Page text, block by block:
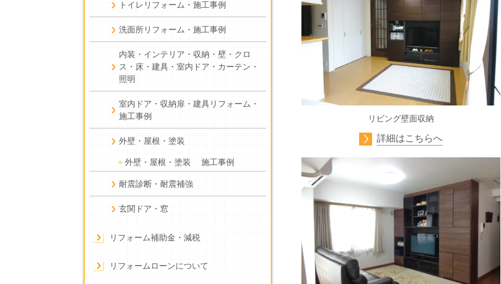
リビング壁面収納
詳細はこちらへ
トイレリフォーム・施工事例
洗面所リフォーム・施工事例
内装・インテリア・収納・壁・クロ
ス・床・建具・室内ドア・カーテン・
照明
室内ドア・収納扉・建具リフォーム・
施工事例
外壁・屋根・塗装
外壁・屋根・塗装 施工事例
耐震診断・耐震補強
玄関ドア・窓
リフォーム補助金・減税
リフォームローンについて